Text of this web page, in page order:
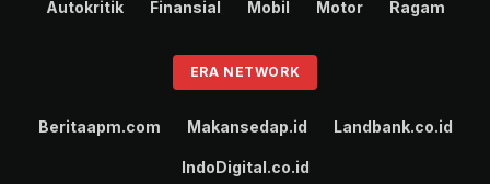
Autokritik Finansial Mobil Motor Ragam
ERA NETWORK
Beritaapm.com Makansedap.id Landbank.co.id
IndoDigital.co.id